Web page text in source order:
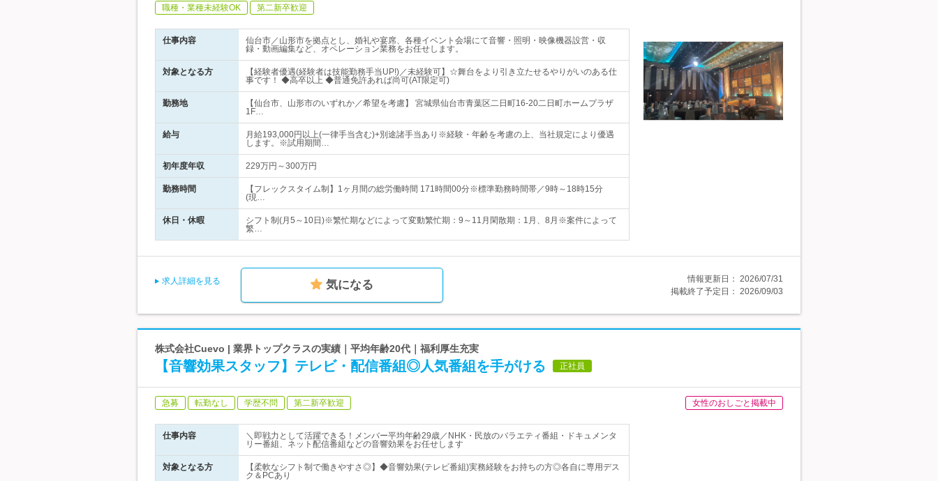
職種・業種未経験OK 第二新卒歓迎
仕事内容
仙台市／山形市を拠点とし、婚礼や宴席、各種イベント会場にて音響・照明・映像機器設営・収
録・動画編集など、オペレーション業務をお任せします。
対象となる方
【経験者優遇(経験者は技能勤務手当UP!)／未経験可】☆舞台をより引き立たせるやりがいのある仕
事です！ ◆高卒以上 ◆普通免許あれば尚可(AT限定可)
勤務地
【仙台市、山形市のいずれか／希望を考慮】 宮城県仙台市青葉区二日町16-20二日町ホームプラザ
1F…
給与
月給193,000円以上(一律手当含む)+別途諸手当あり※経験・年齢を考慮の上、当社規定により優遇
します。※試用期間…
初年度年収 229万円～300万円
勤務時間
【フレックスタイム制】1ヶ月間の総労働時間 171時間00分※標準勤務時間帯／9時～18時15分
(現…
休日・休暇
シフト制(月5～10日)※繁忙期などによって変動繁忙期：9～11月閑散期：1月、8月※案件によって
繁…
求人詳細を見る 気になる 情報更新日： 2026/07/31
掲載終了予定日： 2026/09/03
株式会社Cuevo | 業界トップクラスの実績｜平均年齢20代｜福利厚生充実
【音響効果スタッフ】テレビ・配信番組◎人気番組を手がける 正社員
急募 転勤なし 学歴不問 第二新卒歓迎 女性のおしごと掲載中
仕事内容
＼即戦力として活躍できる！メンバー平均年齢29歳／NHK・民放のバラエティ番組・ドキュメンタ
リー番組、ネット配信番組などの音響効果をお任せします
対象となる方
【柔軟なシフト制で働きやすさ◎】◆音響効果(テレビ番組)実務経験をお持ちの方◎各自に専用デス
ク＆PCあり